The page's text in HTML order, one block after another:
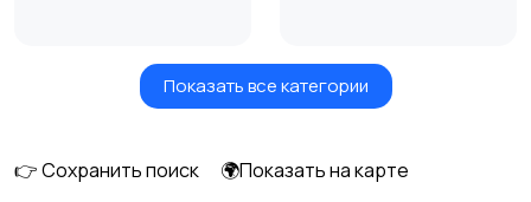
Квадроциклы и багги
Показать все категории
👉 Сохранить поиск
🌍Показать на карте